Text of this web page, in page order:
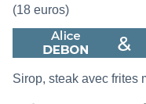
(18 euros)
Sirop, steak avec frites